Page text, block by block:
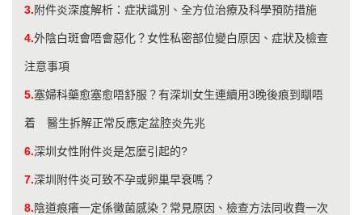
3.附件炎深度解析：症狀識別、全方位治療及科學預防措施
4.外陰白斑會唔會惡化？女性私密部位變白原因、症狀及檢查
注意事項
5.塞婦科藥愈塞愈唔舒服？有深圳女生連續用3晚後痕到瞓唔
着 醫生拆解正常反應定盆腔炎先兆
6.深圳女性附件炎是怎麼引起的?
7.深圳附件炎可致不孕或卵巢早衰嗎？
8.陰道痕癢一定係黴菌感染？常見原因、檢查方法同收費一次